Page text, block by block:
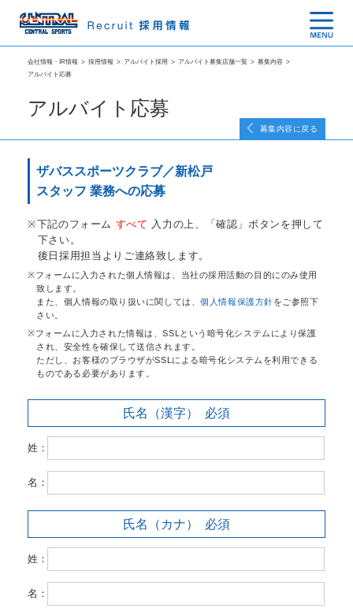
会社情報・IR情報 > 採用情報 > アルバイト採用 > アルバイト募集店舗一覧 > 募集内容 >
アルバイト応募
アルバイト応募
募集内容に戻る
ザバススポーツクラブ／新松戸
スタッフ 業務への応募
下記のフォーム すべて 入力の上、「確認」ボタンを押して
下さい。
後日採用担当よりご連絡致します。
フォームに入力された個人情報は、当社の採用活動の目的にのみ使用
致します。
また、個人情報の取り扱いに関しては、個人情報保護方針をご参照下
さい。
フォームに入力された情報は、SSLという暗号化システムにより保護
され、安全性を確保して送信されます。
ただし、お客様のブラウザがSSLによる暗号化システムを利用できる
ものである必要があります。
氏名（漢字） 必須
姓：
名：
氏名（カナ） 必須
姓：
名：